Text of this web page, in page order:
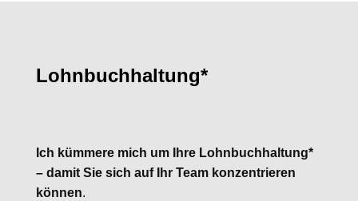
Lohnbuchhaltung*
Ich kümmere mich um Ihre Lohnbuchhaltung*
– damit Sie sich auf Ihr Team konzentrieren
können.